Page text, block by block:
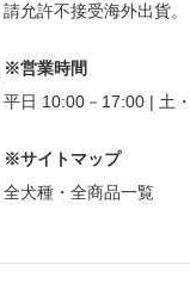
請允許不接受海外出貨。
※営業時間
平日 10:00－17:00 | 土
※サイトマップ
全犬種・全商品一覧